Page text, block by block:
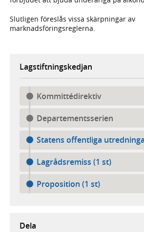
Slutligen föreslås vissa skärpningar av
marknadsföringsreglerna.
Lagstiftningskedjan
Kommittédirektiv
Departementsserien
Statens offentliga
Lagrådsremiss (1 st)
Proposition (1 st)
Dela